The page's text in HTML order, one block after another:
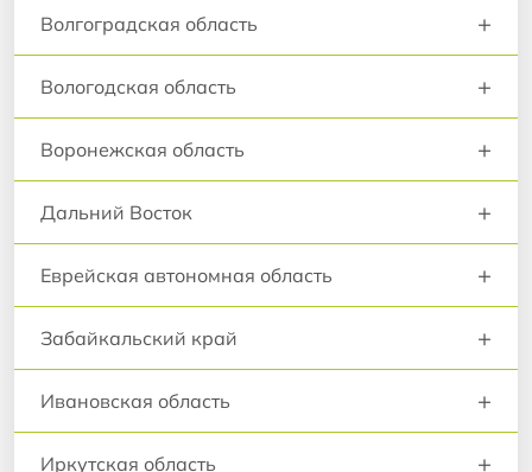
Волгоградская область +
Вологодская область +
Воронежская область +
Дальний Восток +
Еврейская автономная область +
Забайкальский край +
Ивановская область +
Иркутская область +